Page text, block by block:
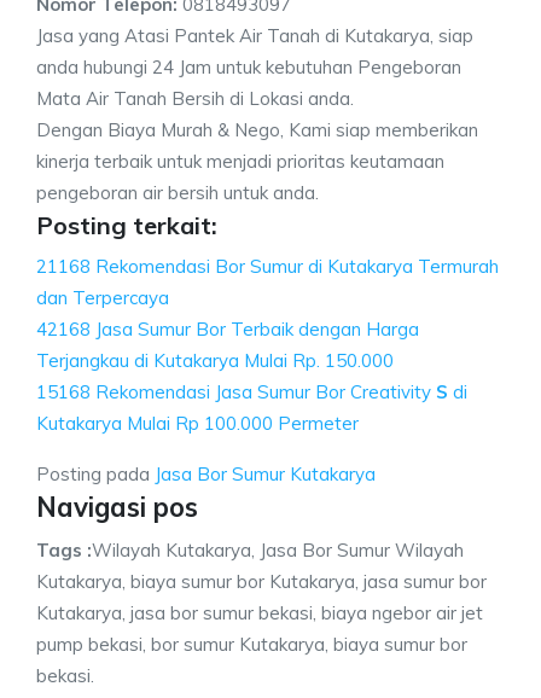
Jasa yang Atasi Pantek Air Tanah di Kutakarya, siap
anda hubungi 24 Jam untuk kebutuhan Pengeboran
Mata Air Tanah Bersih di Lokasi anda.
Dengan Biaya Murah & Nego, Kami siap memberikan
kinerja terbaik untuk menjadi prioritas keutamaan
pengeboran air bersih untuk anda.
Posting terkait:
21168 Rekomendasi Bor Sumur di Kutakarya Termurah
dan Terpercaya
42168 Jasa Sumur Bor Terbaik dengan Harga
Terjangkau di Kutakarya Mulai Rp. 150.000
15168 Rekomendasi Jasa Sumur Bor Creativity S di
Kutakarya Mulai Rp 100.000 Permeter
Posting pada Jasa Bor Sumur Kutakarya
Navigasi pos
Tags :Wilayah Kutakarya, Jasa Bor Sumur Wilayah
Kutakarya, biaya sumur bor Kutakarya, jasa sumur bor
Kutakarya, jasa bor sumur bekasi, biaya ngebor air jet
pump bekasi, bor sumur Kutakarya, biaya sumur bor
bekasi.